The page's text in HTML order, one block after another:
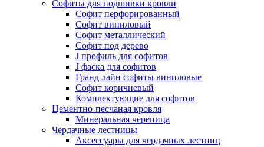
Софиты для подшивки кровли
Cофит перфорированный
Софит виниловый
Софит металлический
Софит под дерево
J профиль для софитов
J фаска для софитов
Гранд лайн софиты виниловые
Софит коричневый
Комплектующие для софитов
Цементно-песчаная кровля
Минеральная черепица
Чердачные лестницы
Аксессуары для чердачных лестниц